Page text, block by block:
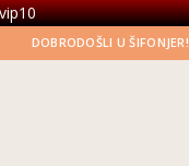
DOBRODOŠLI U ŠIFONJER!